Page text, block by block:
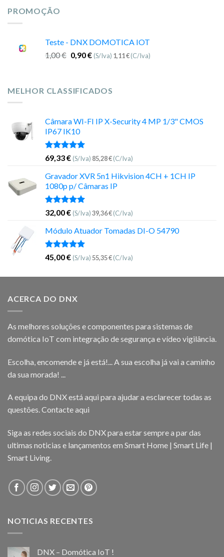
PROMOÇÃO
Teste - DNX DOMOTICA IOT
1,00€ 0,90€ (S/Iva) 1,11€(C/Iva)
MELHOR CLASSIFICADOS
Câmara WI-FI IP X-Security 4 MP 1/3" CMOS
IP67 IK10
Avaliação
5.00
de 5
69,33€ (S/Iva) 85,28€(C/Iva)
Gravador XVR 5n1 Hikvision 4CH + 1CH IP
1080p p/ Câmaras IP
Avaliação
5.00
de 5
32,00€ (S/Iva)39,36€(C/Iva)
Módulo Atuador Tomadas DI-O 54790
Avaliação
5.00
de 5
45,00€ (S/Iva)55,35€(C/Iva)
ACERCA DO DNX
As melhores soluções e componentes para sistemas de
domótica IoT com integração de segurança e vídeo vigilância.
Escolha, encomende e já está!... A sua escolha já vai a caminho
da sua morada! ...
A equipa do DNX está aqui para ajudar a esclarecer todas as
questões.Contacte aqui
Siga as redes sociais do DNX para estar sempre a par das
ultimas noticias e lançamentos em Smart Home | Smart Life |
Smart Living.
NOTICIAS RECENTES
DNX – Domótica IoT !